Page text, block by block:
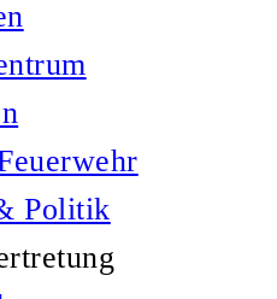
Politik